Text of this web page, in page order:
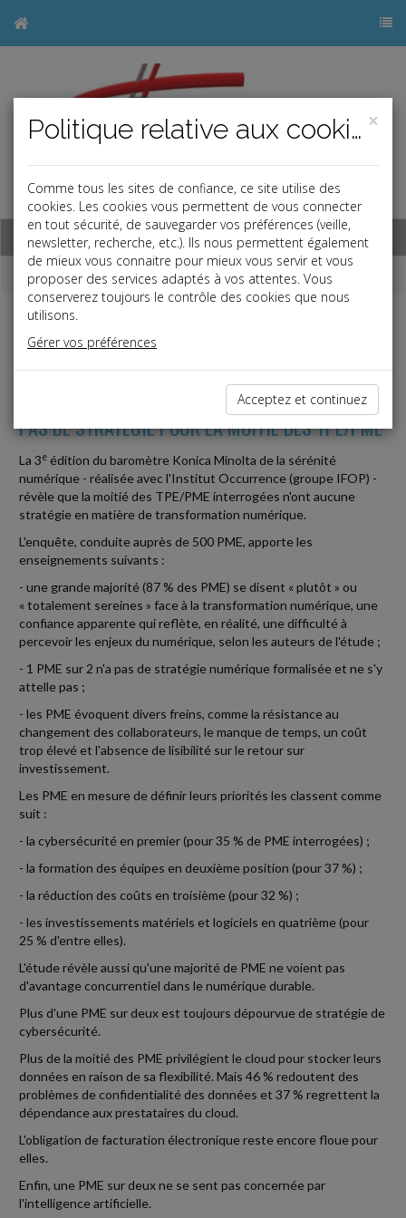
Base documentaire
Dépêches
Vie des affaires
BAROMÈTRE DE LA SÉRÉNITÉ NUMÉRIQUE 2025 :
PAS DE STRATÉGIE POUR LA MOITIÉ DES TPE/PME
La 3e édition du baromètre Konica Minolta de la sérénité
numérique - réalisée avec l'Institut Occurrence (groupe IFOP) -
révèle que la moitié des TPE/PME interrogées n'ont aucune
stratégie en matière de transformation numérique.
L'enquête, conduite auprès de 500 PME, apporte les
enseignements suivants :
- une grande majorité (87 % des PME) se disent « plutôt » ou
« totalement sereines » face à la transformation numérique, une
confiance apparente qui reflète, en réalité, une difficulté à
percevoir les enjeux du numérique, selon les auteurs de l'étude ;
- 1 PME sur 2 n'a pas de stratégie numérique formalisée et ne s'y
attelle pas ;
- les PME évoquent divers freins, comme la résistance au
changement des collaborateurs, le manque de temps, un coût
trop élevé et l'absence de lisibilité sur le retour sur
investissement.
Les PME en mesure de définir leurs priorités les classent comme
suit :
- la cybersécurité en premier (pour 35 % de PME interrogées) ;
- la formation des équipes en deuxième position (pour 37 %) ;
- la réduction des coûts en troisième (pour 32 %) ;
- les investissements matériels et logiciels en quatrième (pour
25 % d'entre elles).
L'étude révèle aussi qu'une majorité de PME ne voient pas
d'avantage concurrentiel dans le numérique durable.
Plus d'une PME sur deux est toujours dépourvue de stratégie de
cybersécurité.
Plus de la moitié des PME privilégient le cloud pour stocker leurs
données en raison de sa flexibilité. Mais 46 % redoutent des
problèmes de confidentialité des données et 37 % regrettent la
dépendance aux prestataires du cloud.
L'obligation de facturation électronique reste encore floue pour
elles.
Enfin, une PME sur deux ne se sent pas concernée par
l'intelligence artificielle.
×
Politique relative aux cookies
Comme tous les sites de confiance, ce site utilise des
cookies. Les cookies vous permettent de vous connecter
en tout sécurité, de sauvegarder vos préférences (veille,
newsletter, recherche, etc.). Ils nous permettent également
de mieux vous connaitre pour mieux vous servir et vous
proposer des services adaptés à vos attentes. Vous
conserverez toujours le contrôle des cookies que nous
utilisons.
Gérer vos préférences
Acceptez et continuez